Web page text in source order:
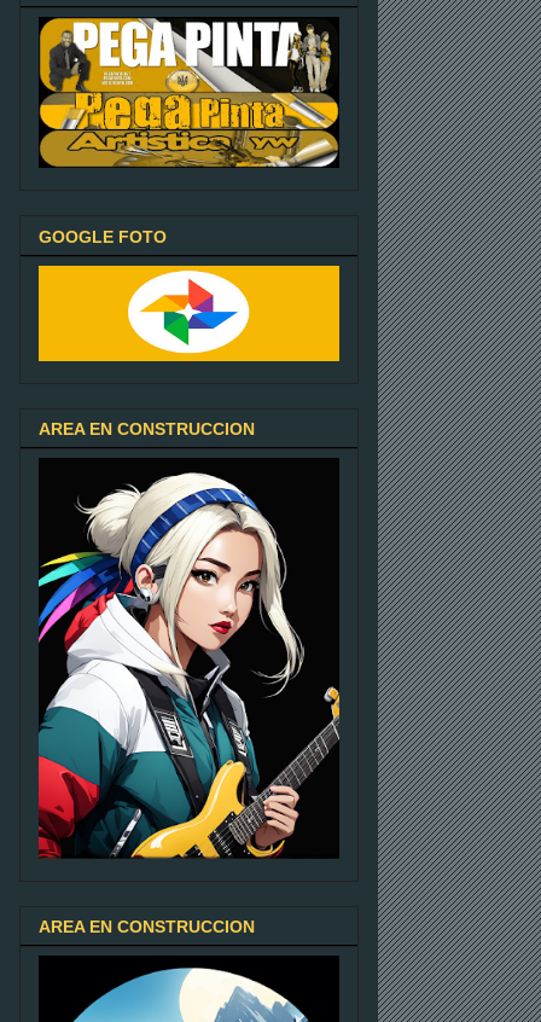
GOOGLE FOTO
AREA EN CONSTRUCCION
AREA EN CONSTRUCCION